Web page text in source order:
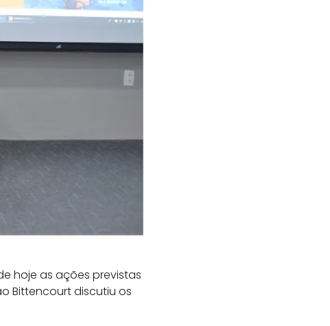
hoje as ações previstas
Bittencourt discutiu os